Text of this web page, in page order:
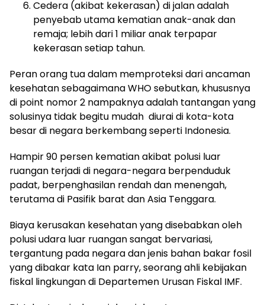
Cedera (akibat kekerasan) di jalan adalah
penyebab utama kematian anak-anak dan
remaja; lebih dari 1 miliar anak terpapar
kekerasan setiap tahun.
Peran orang tua dalam memproteksi dari ancaman
kesehatan sebagaimana WHO sebutkan, khususnya
di point nomor 2 nampaknya adalah tantangan yang
solusinya tidak begitu mudah diurai di kota-kota
besar di negara berkembang seperti Indonesia.
Hampir 90 persen kematian akibat polusi luar
ruangan terjadi di negara-negara berpenduduk
padat, berpenghasilan rendah dan menengah,
terutama di Pasifik barat dan Asia Tenggara.
Biaya kerusakan kesehatan yang disebabkan oleh
polusi udara luar ruangan sangat bervariasi,
tergantung pada negara dan jenis bahan bakar fosil
yang dibakar kata Ian parry, seorang ahli kebijakan
fiskal lingkungan di Departemen Urusan Fiskal IMF.